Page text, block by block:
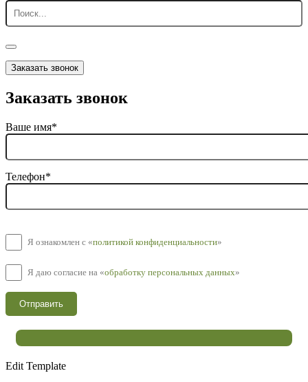
Заказать звонок
Заказать звонок
Ваше имя*
Телефон*
Я ознакомлен с «политикой конфиденциальности»
Я даю согласие на «обработку персональных данных»
Отправить
Edit Template